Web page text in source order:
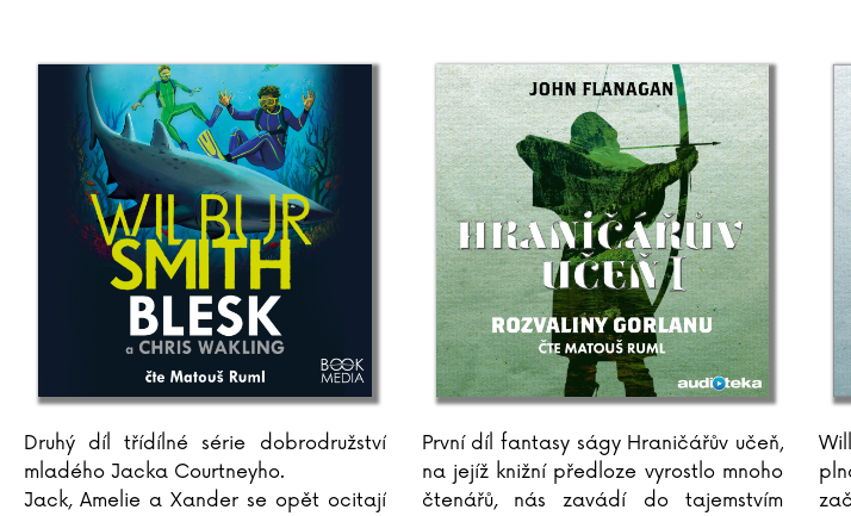
Druhý díl třídílné série dobrodružství
mladého Jacka Courtneyho.
Jack, Amelie a Xander se opět ocitají
První díl fantasy ságy Hraničářův učeň,
na jejíž knižní předloze vyrostlo mnoho
čtenářů, nás zavádí do tajemstvím